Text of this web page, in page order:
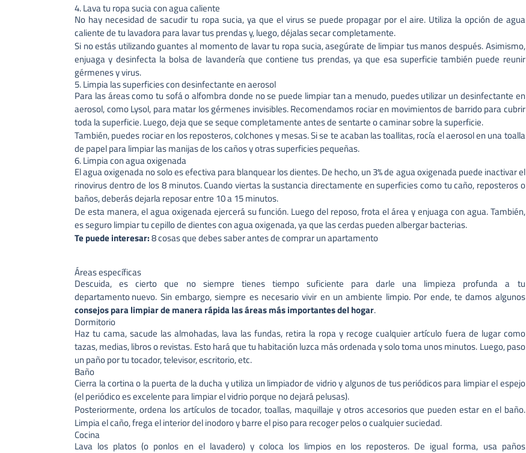
4. Lava tu ropa sucia con agua caliente
No hay necesidad de sacudir tu ropa sucia, ya que el virus se puede propagar por el aire. Utiliza la opción de agua
caliente de tu lavadora para lavar tus prendas y, luego, déjalas secar completamente.
Si no estás utilizando guantes al momento de lavar tu ropa sucia, asegúrate de limpiar tus manos después. Asimismo,
enjuaga y desinfecta la bolsa de lavandería que contiene tus prendas, ya que esa superficie también puede reunir
gérmenes y virus.
5. Limpia las superficies con desinfectante en aerosol
Para las áreas como tu sofá o alfombra donde no se puede limpiar tan a menudo, puedes utilizar un desinfectante en
aerosol, como Lysol, para matar los gérmenes invisibles. Recomendamos rociar en movimientos de barrido para cubrir
toda la superficie. Luego, deja que se seque completamente antes de sentarte o caminar sobre la superficie.
También, puedes rociar en los reposteros, colchones y mesas. Si se te acaban las toallitas, rocía el aerosol en una toalla
de papel para limpiar las manijas de los caños y otras superficies pequeñas.
6. Limpia con agua oxigenada
El agua oxigenada no solo es efectiva para blanquear los dientes. De hecho, un 3% de agua oxigenada puede inactivar el
rinovirus dentro de los 8 minutos. Cuando viertas la sustancia directamente en superficies como tu caño, reposteros o
baños, deberás dejarla reposar entre 10 a 15 minutos.
De esta manera, el agua oxigenada ejercerá su función. Luego del reposo, frota el área y enjuaga con agua. También,
es seguro limpiar tu cepillo de dientes con agua oxigenada, ya que las cerdas pueden albergar bacterias.
Te puede interesar:8 cosas que debes saber antes de comprar un apartamento
Áreas específicas
Descuida, es cierto que no siempre tienes tiempo suficiente para darle una limpieza profunda a tu
departamento nuevo. Sin embargo, siempre es necesario vivir en un ambiente limpio. Por ende, te damos algunos
consejos para limpiar de manera rápida las áreas más importantes del hogar.
Dormitorio
Haz tu cama, sacude las almohadas, lava las fundas, retira la ropa y recoge cualquier artículo fuera de lugar como
tazas, medias, libros o revistas. Esto hará que tu habitación luzca más ordenada y solo toma unos minutos. Luego, paso
un paño por tu tocador, televisor, escritorio, etc.
Baño
Cierra la cortina o la puerta de la ducha y utiliza un limpiador de vidrio y algunos de tus periódicos para limpiar el espejo
(el periódico es excelente para limpiar el vidrio porque no dejará pelusas).
Posteriormente, ordena los artículos de tocador, toallas, maquillaje y otros accesorios que pueden estar en el baño.
Limpia el caño, frega el interior del inodoro y barre el piso para recoger pelos o cualquier suciedad.
Cocina
Lava los platos (o ponlos en el lavadero) y coloca los limpios en los reposteros. De igual forma, usa paños